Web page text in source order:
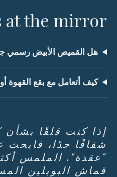
at the mirror.
هل القميص الأبيض رسمي
كيف أتعامل مع بقع القهوة أو
إذا كنت قلقًا
شفافًا جدًا، فابحث
"عقدة". الملمس
قماش البوبلين